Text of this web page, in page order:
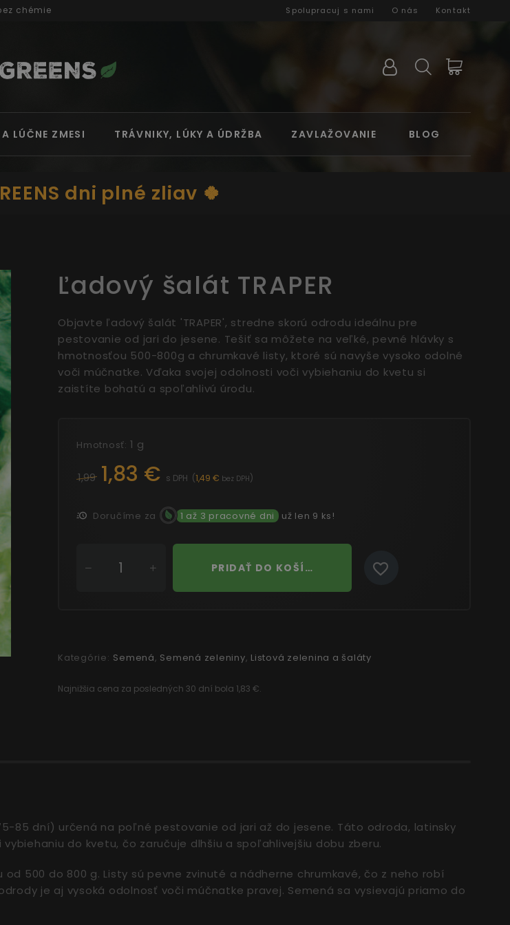
chémie Spolupracuj s nami O nás Kontakt
A LÚČNE ZMESI TRÁVNIKY, LÚKY A ÚDRŽBA ZAVLAŽOVANIE BLOG
dni plné zliav 🍀
Ľadový šalát TRAPER
Objavte ľadový šalát 'TRAPER', stredne skorú odrodu ideálnu pre
pestovanie od jari do jesene. Tešiť sa môžete na veľké, pevné hlávky s
hmotnosťou 500-800g a chrumkavé listy, ktoré sú navyše vysoko odolné
voči múčnatke. Vďaka svojej odolnosti voči vybiehaniu do kvetu si
zaistíte bohatú a spoľahlivú úrodu.
Hmotnosť: 1 g
1,99 1,83 € s DPH (1,49 € bez DPH)
Doručíme za 1 až 3 pracovné dni už len 9 ks!
PRIDAŤ DO KOŠÍKA
Kategórie: Semená, Semená zeleniny, Listová zelenina a šaláty
Najnižšia cena za posledných 30 dní bola 1,83 €.
dní) určená na poľné pestovanie od jari až do jesene. Táto odroda, latinsky
do kvetu, čo zaručuje dlhšiu a spoľahlivejšiu dobu zberu.
500 do 800 g. Listy sú pevne zvinuté a nádherne chrumkavé, čo z neho robí
je aj vysoká odolnosť voči múčnatke pravej. Semená sa vysievajú priamo do